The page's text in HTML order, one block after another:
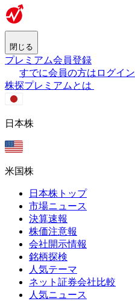
閉じる
プレミアム会員登録
すでに会員の方はログイン
株探プレミアムとは
日本株
米国株
日本株トップ
市場ニュース
決算速報
株価注意報
会社開示情報
銘柄探検
人気テーマ
ネット証券会社比較
人気ニュース